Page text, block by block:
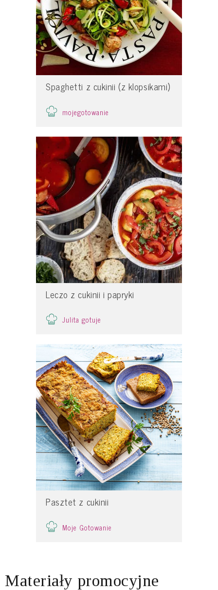
Spaghetti z cukinii (z klopsikami)
mojegotowanie
Leczo z cukinii i papryki
Julita gotuje
Pasztet z cukinii
Moje Gotowanie
Materiały promocyjne